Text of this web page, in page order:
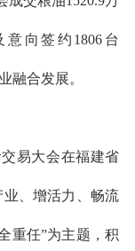
向签约1806台
融合发展。
易大会在福建省
、增活力、畅流
重任”为主题，积